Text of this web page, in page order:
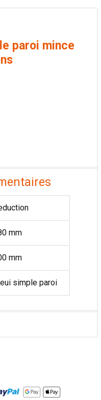
paroi mince
mm
mm
simple paroi